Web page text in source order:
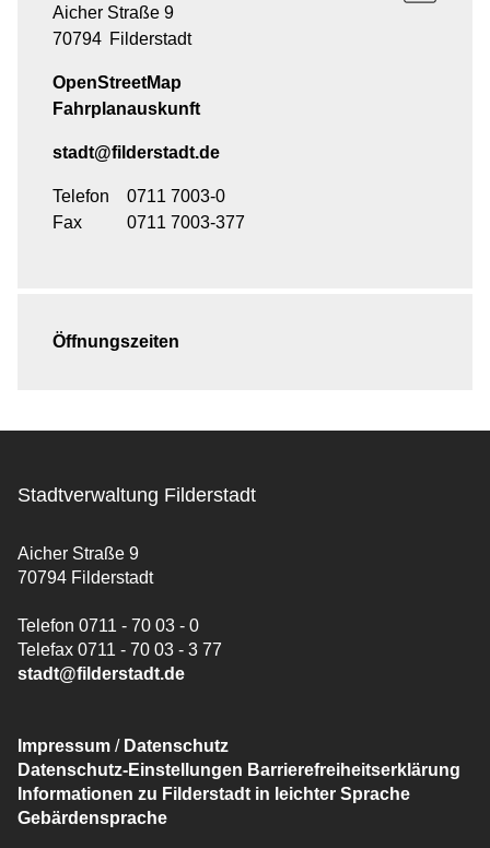
Aicher Straße 9
70794 Filderstadt
OpenStreetMap
Fahrplanauskunft
stadt@filderstadt.de
Telefon
0711 7003-0
Fax
0711 7003-377
Öffnungszeiten
Stadtverwaltung Filderstadt
Aicher Straße 9
70794 Filderstadt
Telefon 0711 - 70 03 - 0
Telefax 0711 - 70 03 - 3 77
stadt@filderstadt.de
Impressum / Datenschutz
Datenschutz-Einstellungen Barrierefreiheitserklärung
Informationen zu Filderstadt in leichter Sprache
Gebärdensprache